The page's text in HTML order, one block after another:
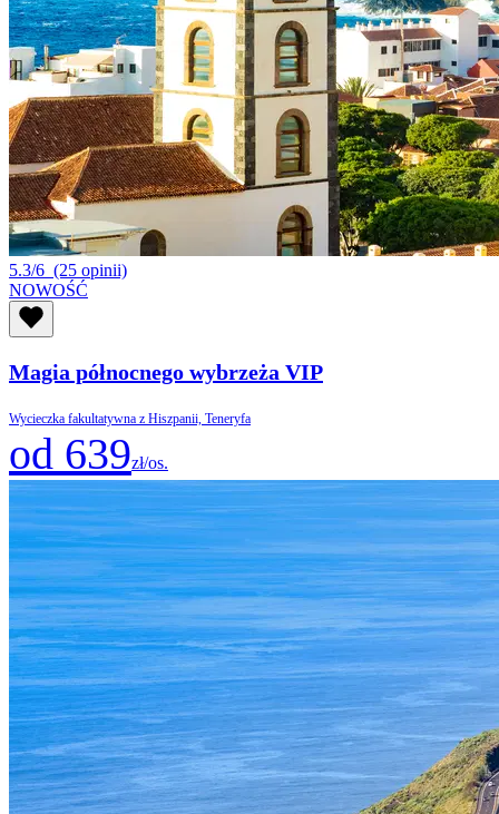
5.3/6 (25 opinii)
NOWOŚĆ
Magia północnego wybrzeża VIP
Wycieczka fakultatywna z Hiszpanii, Teneryfa
od 639zł/os.